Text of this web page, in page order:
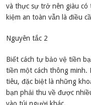
và thực sự trở nên giàu
kiệm an toàn vẫn là điều
Nguyên tắc 2
Biết cách tự bảo vệ tiền
tiền một cách thông minh.
tiêu, đặc biệt là những
bạn phải thu về được